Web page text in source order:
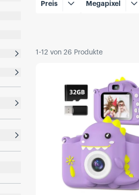
Preis
Megapixel
1 -12 von 26 Produkte